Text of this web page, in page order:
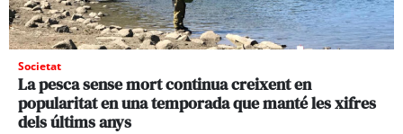
Societat
La pesca sense mort continua creixent en
popularitat en una temporada que manté les xifres
dels últims anys